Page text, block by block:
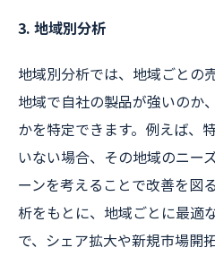
3. 地域別分析
地域別分析では、地域ごとの
地域で自社の製品が強いのか
かを特定できます。例えば、
いない場合、その地域のニー
ーンを考えることで改善を図
析をもとに、地域ごとに最適
で、シェア拡大や新規市場開